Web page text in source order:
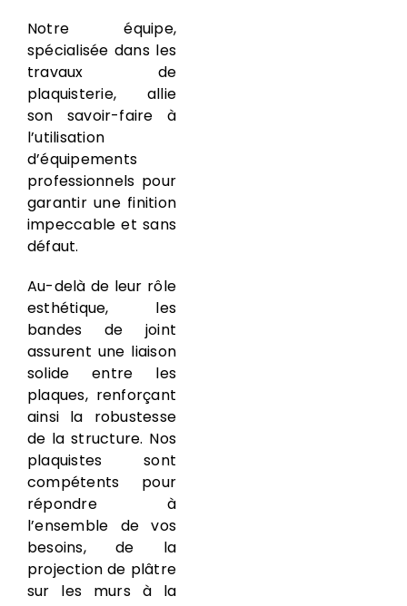
Notre équipe,
spécialisée dans les
travaux de
plaquisterie, allie
son savoir-faire à
l’utilisation
d’équipements
professionnels pour
garantir une finition
impeccable et sans
défaut.
Au-delà de leur rôle
esthétique, les
bandes de joint
assurent une liaison
solide entre les
plaques, renforçant
ainsi la robustesse
de la structure. Nos
plaquistes sont
compétents pour
répondre à
l’ensemble de vos
besoins, de la
projection de plâtre
sur les murs à la